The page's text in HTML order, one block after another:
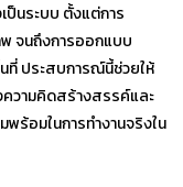
ป็นระบบ ตั้งแต่การ
พ จนถึงการออกแบบ
ที่ ประสบการณ์นี้ช่วยให้
ความคิดสร้างสรรค์และ
พร้อมในการทำงานจริงใน